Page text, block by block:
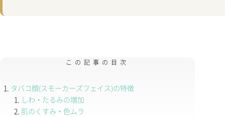
この記事の目次
タバコ顔(スモーカーズフェイス)の特徴
しわ・たるみの増加
肌のくすみ・色ムラ